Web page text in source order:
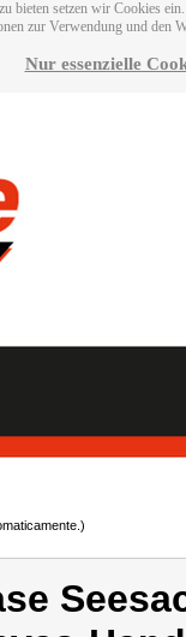
bieten setzen wir Cookies
zur Verwendung und den
Nur essenzielle